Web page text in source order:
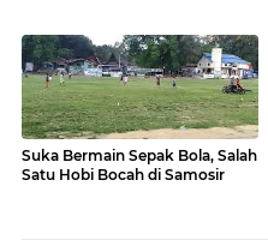
Suka Bermain Sepak Bola, Salah
Satu Hobi Bocah di Samosir